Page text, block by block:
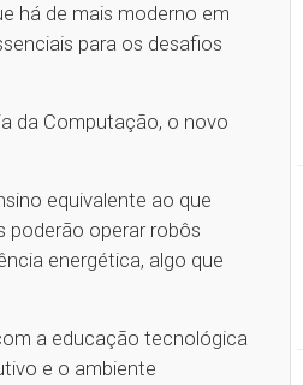
há de mais moderno em
para os desafios
da Computação, o novo
equivalente ao que
poderão operar robôs
energética, algo que
a educação tecnológica
e o ambiente